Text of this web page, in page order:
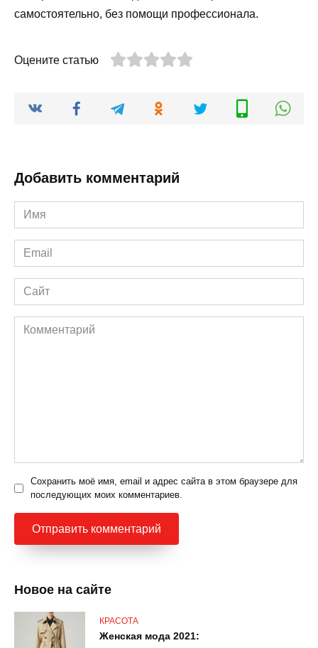
самостоятельно, без помощи профессионала.
Оцените статью
Добавить комментарий
Имя
*
Email
*
Сайт
Комментарий
Сохранить моё имя, email и адрес сайта в этом браузере для
последующих моих комментариев.
Новое на сайте
КРАСОТА
Женская мода 2021: